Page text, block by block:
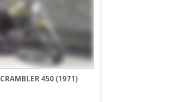
450 (1971)